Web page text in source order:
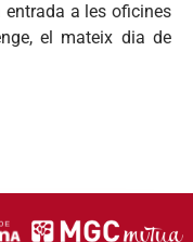
entrada a les oficines
el mateix dia de